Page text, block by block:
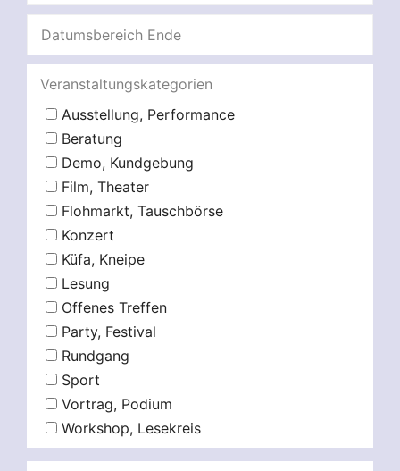
Veranstaltungskategorien
Ausstellung, Performance
Beratung
Demo, Kundgebung
Film, Theater
Flohmarkt, Tauschbörse
Konzert
Küfa, Kneipe
Lesung
Offenes Treffen
Party, Festival
Rundgang
Sport
Vortrag, Podium
Workshop, Lesekreis